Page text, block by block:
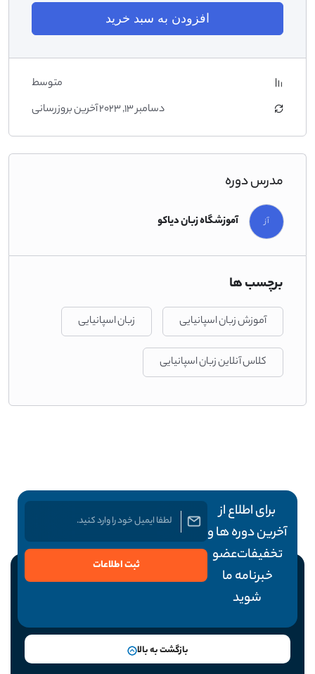
Pueden
براي دادن پيشنهاد و يا نصيحت كردن و پند دادن، كه براي ساختن اين مدل از
فاعل جمله و فعل اصلي جمله به صورت مصدر كه بعد از poder مي آيد.
افزودن به سبد خرید
متوسط
دسامبر 13, 2023 آخرین بروزرسانی
مدرس دوره
آز آموزشگاه زبان دیاکو
برچسب ها
آموزش زبان اسپانیایی زبان اسپانیایی
کلاس آنلاین زبان اسپانیایی
برای اطلاع از
آخرین دوره ها و
تخفیفات عضو
خبرنامه ما
شوید
ثبت اطلاعات
بازگشت به بالا